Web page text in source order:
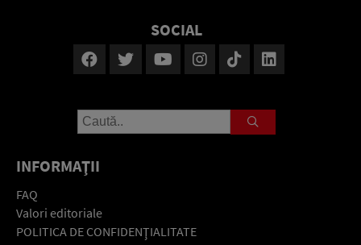
SOCIAL
INFORMAŢII
FAQ
Valori editoriale
POLITICA DE CONFIDENŢIALITATE